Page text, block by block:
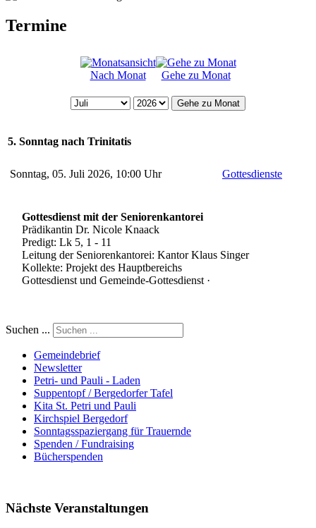
Termine
Nach Monat Gehe zu Monat
Gehe zu Monat
5. Sonntag nach Trinitatis
Sonntag, 05. Juli 2026, 10:00 Uhr Gottesdienste
Gottesdienst mit der Seniorenkantorei
Prädikantin Dr. Nicole Knaack
Predigt: Lk 5, 1 - 11
Leitung der Seniorenkantorei: Kantor Klaus Singer
Kollekte: Projekt des Hauptbereichs
Gottesdienst und Gemeinde-Gottesdienst ·
Suchen ...
Gemeindebrief
Newsletter
Petri- und Pauli - Laden
Suppentopf / Bergedorfer Tafel
Kita St. Petri und Pauli
Kirchspiel Bergedorf
Sonntagsspaziergang für Trauernde
Spenden / Fundraising
Bücherspenden
Nächste Veranstaltungen